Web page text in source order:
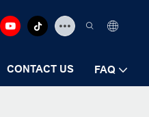
CONTACT US FAQ